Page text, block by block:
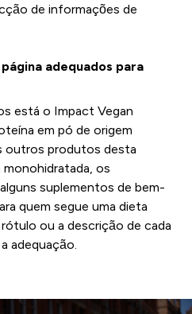
de informações de
adequados para
está o Impact Vegan
em pó de origem
outros produtos desta
os
suplementos de bem-
quem segue uma dieta
ou a descrição de cada
adequação.